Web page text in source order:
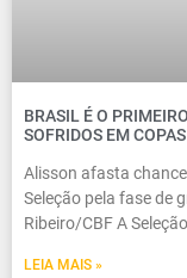
BRASIL É O
SOFRIDOS EM COPAS
Alisson afasta
Seleção pela fase de
Ribeiro/CBF A
LEIA MAIS »